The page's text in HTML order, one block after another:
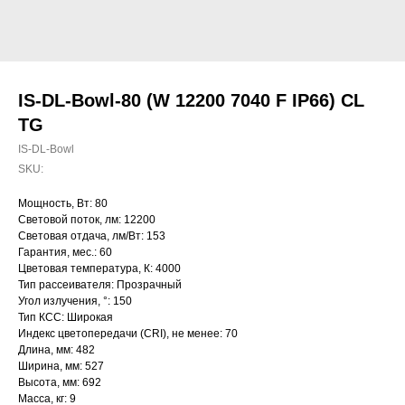
IS-DL-Bowl-80 (W 12200 7040 F IP66) CL
TG
IS-DL-Bowl
SKU:
Мощность, Вт: 80
Световой поток, лм: 12200
Световая отдача, лм/Вт: 153
Гарантия, мес.: 60
Цветовая температура, К: 4000
Тип рассеивателя: Прозрачный
Угол излучения, °: 150
Тип КСС: Широкая
Индекс цветопередачи (CRI), не менее: 70
Длина, мм: 482
Ширина, мм: 527
Высота, мм: 692
Масса, кг: 9